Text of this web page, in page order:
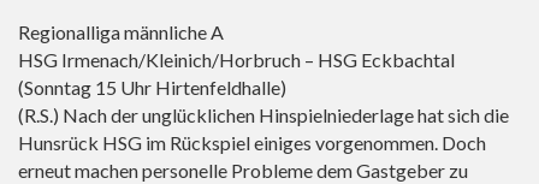
Regionalliga männliche A
HSG Irmenach/Kleinich/Horbruch – HSG Eckbachtal
(Sonntag 15 Uhr Hirtenfeldhalle)
(R.S.) Nach der unglücklichen Hinspielniederlage hat sich die
Hunsrück HSG im Rückspiel einiges vorgenommen. Doch
erneut machen personelle Probleme dem Gastgeber zu